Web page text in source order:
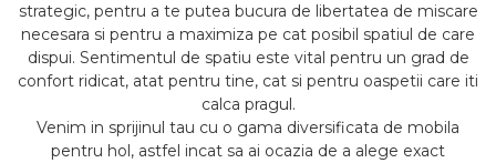
strategic, pentru a te putea bucura de libertatea de miscare
necesara si pentru a maximiza pe cat posibil spatiul de care
dispui. Sentimentul de spatiu este vital pentru un grad de
confort ridicat, atat pentru tine, cat si pentru oaspetii care iti
calca pragul.
Venim in sprijinul tau cu o gama diversificata de mobila
pentru hol, astfel incat sa ai ocazia de a alege exact